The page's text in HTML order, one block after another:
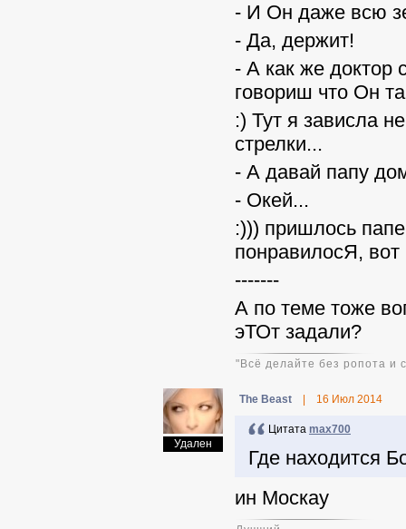
- И Он даже всю
- Да, держит!
- А как же доктор
говориш что Он
:) Тут я зависла
стрелки...
- А давай папу
- Окей...
:))) пришлось
понравилосЯ,
-------
А по теме тоже
эТОт задали?
"Всё делайте без ропота и
Удален
The Beast 16 Июл 2014
Цитата max700
Где находится
ин Москау